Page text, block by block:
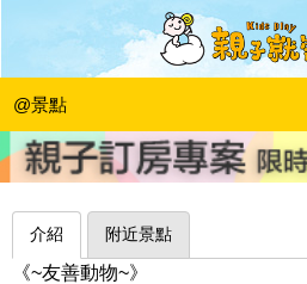
@景點
用心照顧小動物、學
亞洲寵物博物館
幸福的另一個世界|2014-07-23
介紹 附近景點
《~友善動物~》